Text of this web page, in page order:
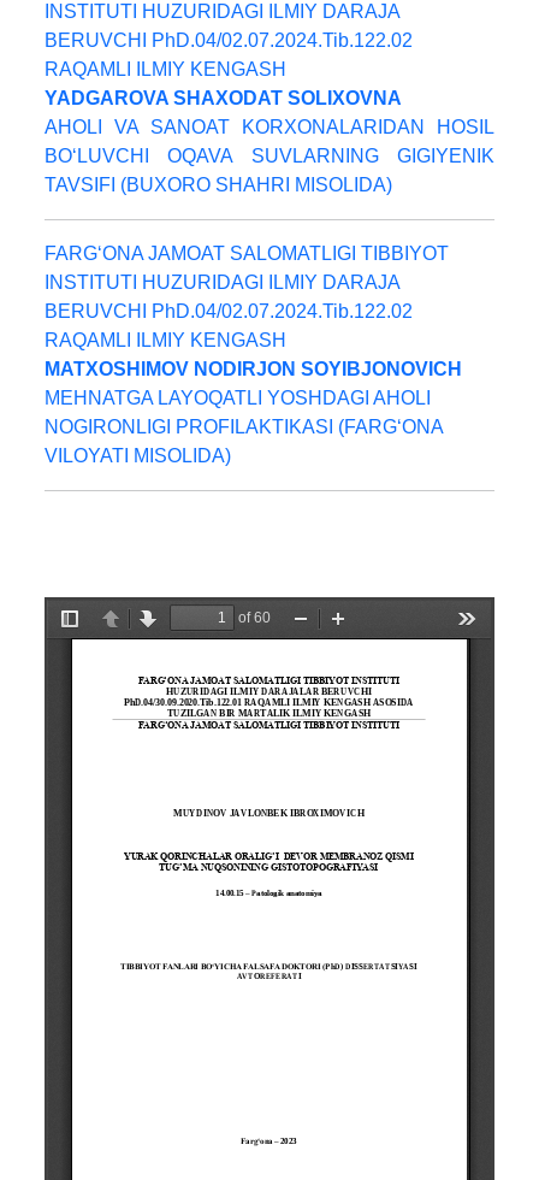
INSTITUTI HUZURIDAGI ILMIY DARAJA
BERUVCHI PhD.04/02.07.2024.Tib.122.02
RAQAMLI ILMIY KENGASH
YADGAROVA SHAXODAT SOLIXOVNA
AHOLI VA SANOAT KORXONALARIDAN HOSIL
BO‘LUVCHI OQAVA SUVLARNING GIGIYENIK
TAVSIFI (BUXORO SHAHRI MISOLIDA)
FARG‘ONA JAMOAT SALOMATLIGI TIBBIYOT
INSTITUTI HUZURIDAGI ILMIY DARAJA
BERUVCHI PhD.04/02.07.2024.Tib.122.02
RAQAMLI ILMIY KENGASH
MATXOSHIMOV NODIRJON SOYIBJONOVICH
MEHNATGA LAYOQATLI YOSHDAGI AHOLI
NOGIRONLIGI PROFILAKTIKASI (FARG‘ONA
VILOYATI MISOLIDA)